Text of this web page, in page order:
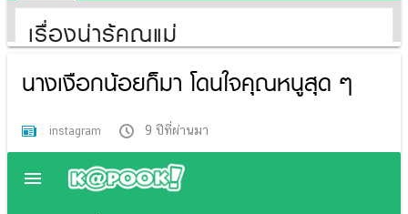
นางเงือกน้อยก็มา โดนใจคุณหนูสุด ๆ
instagram 9 ปีที่ผ่านมา